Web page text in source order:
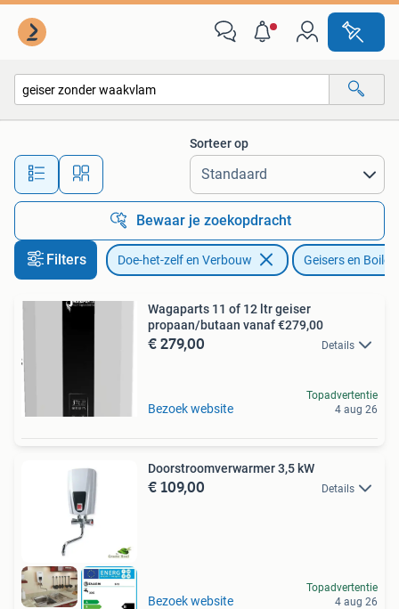
Alle afstanden…
Sorteer op
Bewaar je zoekopdracht
Filters Doe-het-zelf en Verbouw Geisers en
Wagaparts 11 of 12 ltr geiser
propaan/butaan vanaf €279,00
€ 279,00 Details
Bezoek website
Topadvertentie
4 aug 26
Doorstroomverwarmer 3,5 kW
€ 109,00 Details
Bezoek website
Topadvertentie
4 aug 26